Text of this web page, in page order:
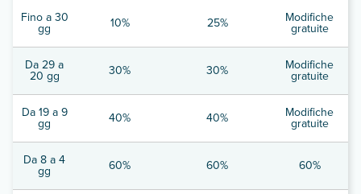
Fino a 30
gg 10% 25% Modifiche
gratuite
Da 29 a
20 gg 30% 30% Modifiche
gratuite
Da 19 a 9
gg 40% 40% Modifiche
gratuite
Da 8 a 4
gg 60% 60% 60%